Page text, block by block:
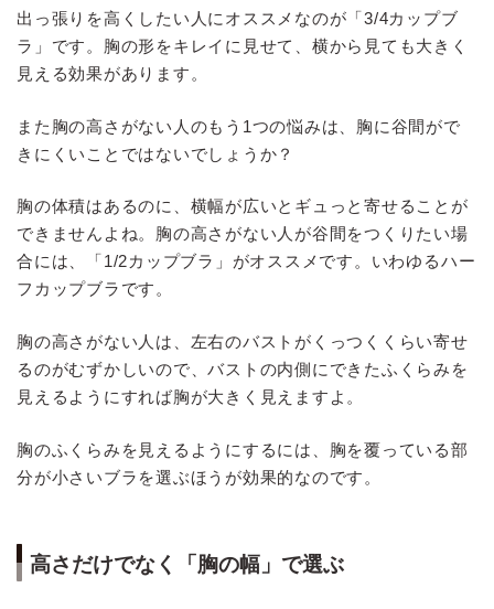
出っ張りを高くしたい人にオススメなのが「3/4カップブ
ラ」です。胸の形をキレイに見せて、横から見ても大きく
見える効果があります。
また胸の高さがない人のもう1つの悩みは、胸に谷間がで
きにくいことではないでしょうか？
胸の体積はあるのに、横幅が広いとギュっと寄せることが
できませんよね。胸の高さがない人が谷間をつくりたい場
合には、「1/2カップブラ」がオススメです。いわゆるハー
フカップブラです。
胸の高さがない人は、左右のバストがくっつくくらい寄せ
るのがむずかしいので、バストの内側にできたふくらみを
見えるようにすれば胸が大きく見えますよ。
胸のふくらみを見えるようにするには、胸を覆っている部
分が小さいブラを選ぶほうが効果的なのです。
高さだけでなく「胸の幅」で選ぶ